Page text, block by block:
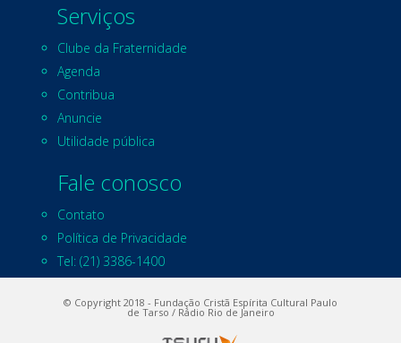
Serviços
Clube da Fraternidade
Agenda
Contribua
Anuncie
Utilidade pública
Fale conosco
Contato
Política de Privacidade
Tel: (21) 3386-1400
© Copyright 2018 - Fundação Cristã Espírita Cultural Paulo
de Tarso / Rádio Rio de Janeiro